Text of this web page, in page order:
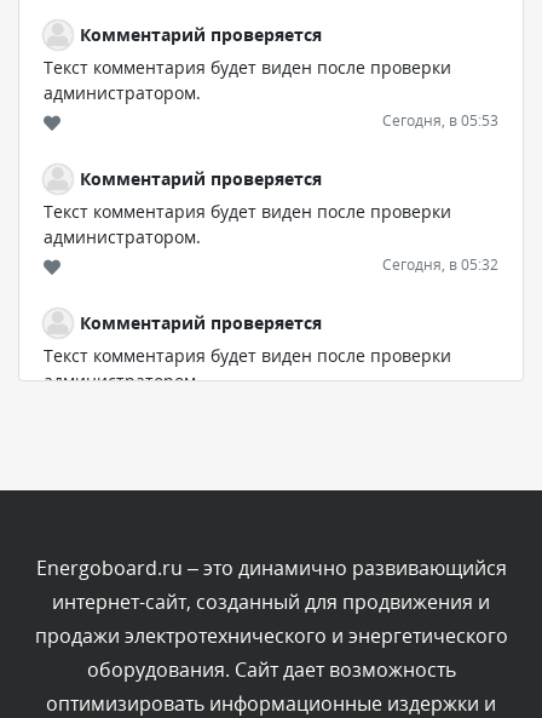
Комментарий проверяется
Текст комментария будет виден после проверки
администратором.
Сегодня, в 05:53
Комментарий проверяется
Текст комментария будет виден после проверки
администратором.
Сегодня, в 05:32
Комментарий проверяется
Текст комментария будет виден после проверки
администратором.
Комментарий проверяется
Текст комментария будет виден после проверки
администратором.
Сегодня, в 04:43
Energoboard.ru – это динамично развивающийся
интернет-сайт, созданный для продвижения и
продажи электротехнического и энергетического
оборудования. Сайт дает возможность
оптимизировать информационные издержки и